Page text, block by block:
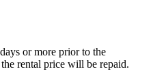
or more prior to the
rental price will be repaid.